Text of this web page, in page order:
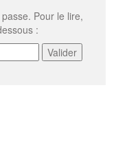
Pour le lire,
: